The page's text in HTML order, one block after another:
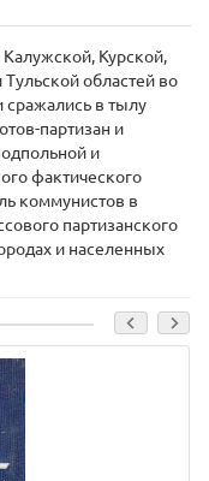
Курской,
областей во
в тылу
партизан и
и
фактического
коммунистов в
партизанского
и населенных